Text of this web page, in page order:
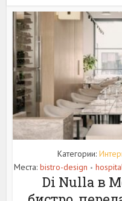
Категории:
Места: bistro-design •
Di Nulla в